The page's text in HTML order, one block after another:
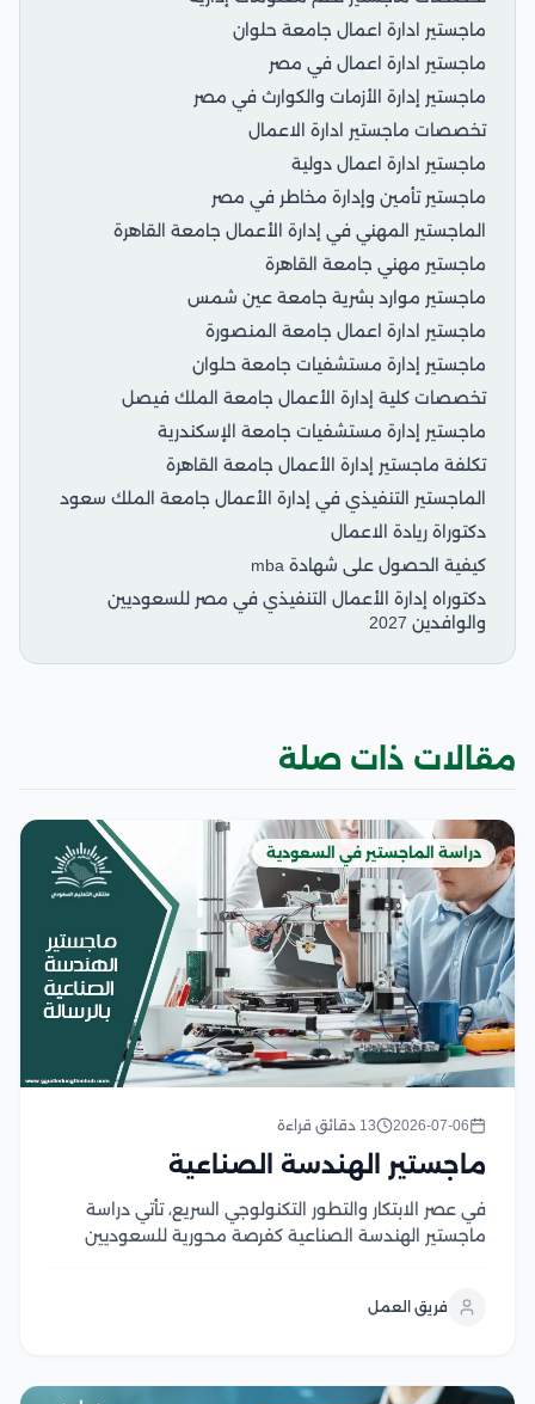
ماجستير ادارة اعمال جامعة حلوان
ماجستير ادارة اعمال في مصر
ماجستير إدارة الأزمات والكوارث في مصر
تخصصات ماجستير ادارة الاعمال
ماجستير ادارة اعمال دولية
ماجستير تأمين وإدارة مخاطر في مصر
الماجستير المهني في إدارة الأعمال جامعة القاهرة
ماجستير مهني جامعة القاهرة
ماجستير موارد بشرية جامعة عين شمس
ماجستير ادارة اعمال جامعة المنصورة
ماجستير إدارة مستشفيات جامعة حلوان
تخصصات كلية إدارة الأعمال جامعة الملك فيصل
ماجستير إدارة مستشفيات جامعة الإسكندرية
تكلفة ماجستير إدارة الأعمال جامعة القاهرة
الماجستير التنفيذي في إدارة الأعمال جامعة الملك سعود
دكتوراة ريادة الاعمال
كيفية الحصول على شهادة mba
دكتوراه إدارة الأعمال التنفيذي في مصر للسعوديين
والوافدين 2027
مقالات ذات صلة
دراسة الماجستير في السعودية
2026-07-06 13 دقائق قراءة
ماجستير الهندسة الصناعية
في عصر الابتكار والتطور التكنولوجي السريع، تأتي دراسة
ماجستير الهندسة الصناعية كفرصة محورية للسعوديين
الدراسة جسرًا يربط بين المعرفة النظرية العميقة
فريق العمل